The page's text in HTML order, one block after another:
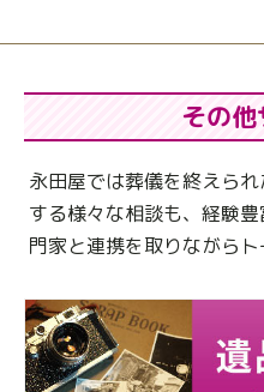
その
永田屋では葬儀を終えら
する様々な相談も、 経験
門家と連携を取りながらト